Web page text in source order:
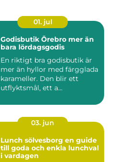
01. jul
Godisbutik Örebro mer än
bara lördagsgodis
En riktigt bra godisbutik är
mer än hyllor med färgglada
karameller. Den blir ett
utflyktsmål, ett a...
03. jun
Lunch sölvesborg en guide
till goda och enkla lunchval
i vardagen